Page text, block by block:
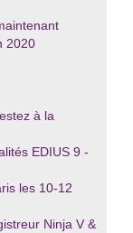
2020
à la
EDIUS 9 -
les 10-12
Ninja V &